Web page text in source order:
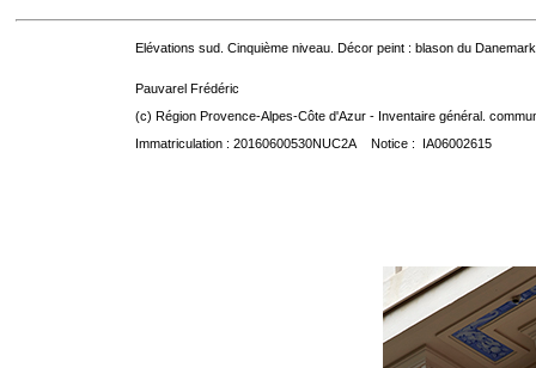
Elévations sud. Cinquième niveau. Décor peint : blason du
Pauvarel Frédéric
(c) Région Provence-Alpes-Côte d'Azur - Inventaire général.
Immatriculation : 20160600530NUC2A Notice : IA06002615